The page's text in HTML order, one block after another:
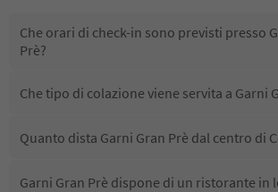
Che orari di check-in sono previsti presso
Prè?
Che tipo di colazione viene servita a Garni
Quanto dista Garni Gran Prè dal centro di
Garni Gran Prè dispone di un ristorante in